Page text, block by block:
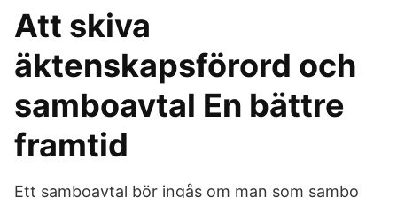
Att skiva
äktenskapsförord och
samboavtal En bättre
framtid
Ett samboavtal bör ingås om man som sambo